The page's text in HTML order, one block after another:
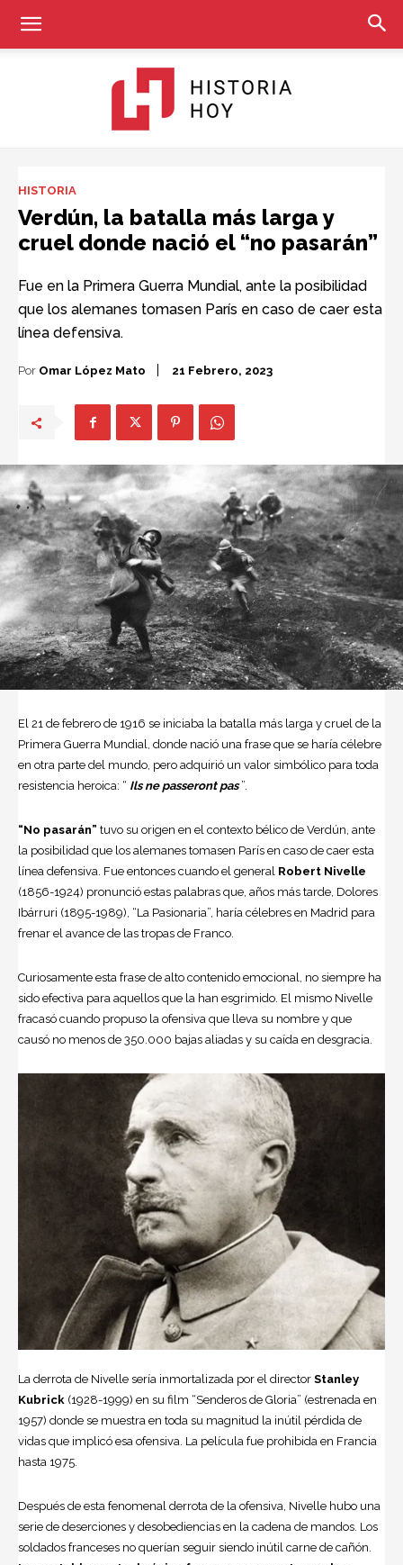
Hoy
HISTORIA
Verdún, la batalla más larga y
cruel donde nació el “no pasarán”
Fue en la Primera Guerra Mundial, ante la posibilidad
que los alemanes tomasen París en caso de caer esta
línea defensiva.
Por Omar López Mato 21 Febrero, 2023
El 21 de febrero de 1916 se iniciaba la batalla más larga y cruel de la
Primera Guerra Mundial, donde nació una frase que se haría célebre
en otra parte del mundo, pero adquirió un valor simbólico para toda
resistencia heroica: “ Ils ne passeront pas”.
“No pasarán” tuvo su origen en el contexto bélico de Verdún, ante
la posibilidad que los alemanes tomasen París en caso de caer esta
línea defensiva. Fue entonces cuando el general Robert Nivelle
(1856-1924) pronunció estas palabras que, años más tarde, Dolores
Ibárruri (1895-1989), “La Pasionaria”, haría célebres en Madrid para
frenar el avance de las tropas de Franco.
Curiosamente esta frase de alto contenido emocional, no siempre ha
sido efectiva para aquellos que la han esgrimido. El mismo Nivelle
fracasó cuando propuso la ofensiva que lleva su nombre y que
causó no menos de 350.000 bajas aliadas y su caída en desgracia.
La derrota de Nivelle sería inmortalizada por el director Stanley
Kubrick (1928-1999) en su film “Senderos de Gloria” (estrenada en
1957) donde se muestra en toda su magnitud la inútil pérdida de
vidas que implicó esa ofensiva. La película fue prohibida en Francia
hasta 1975.
Después de esta fenomenal derrota de la ofensiva, Nivelle hubo una
serie de deserciones y desobediencias en la cadena de mandos. Los
soldados franceses no querían seguir siendo inútil carne de cañón.